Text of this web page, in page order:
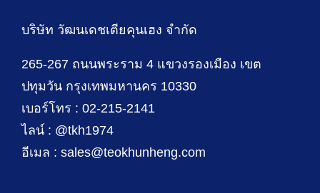
บริษัท วัฒนเดชเตียคุนเฮง จำกัด
265-267 ถนนพระราม 4 แขวงรองเมือง เขต
ปทุมวัน กรุงเทพมหานคร 10330
เบอร์โทร : 02-215-2141
ไลน์ : @tkh1974
อีเมล : sales@teokhunheng.com